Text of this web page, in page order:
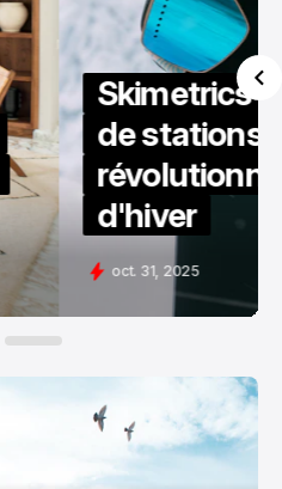
comparateur
ski qui va
vos vacances